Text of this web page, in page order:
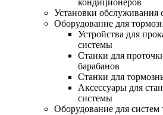
кондиционеров
Установки обслуживания
Оборудование для
Устройства для
системы
Станки для
барабанов
Станки для
Аксессуары для
системы
Оборудование для систем